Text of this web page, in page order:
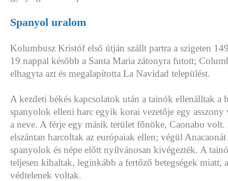
Spanyol uralom
Kolumbusz Kristóf első útján szállt partra a szigeten
19 nappal később a Santa Maria zátonyra futott;
elhagyta azt és megalapította La Navidad települést.
A kezdeti békés kapcsolatok után a tainók ellenálltak a
spanyolok elleni harc egyik korai vezetője egy
a neve. A férje egy másik terület főnöke, Caonabo
elszántan harcoltak az európaiak ellen; végül
spanyolok és népe előtt nyílvánosan kivégezték. A
teljesen kihaltak, leginkább a fertőző betegségek miatt,
védtelenek voltak.